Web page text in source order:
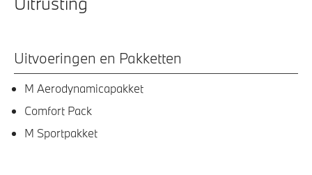
Uitvoeringen en Pakketten
M Aerodynamicapakket
Comfort Pack
M Sportpakket